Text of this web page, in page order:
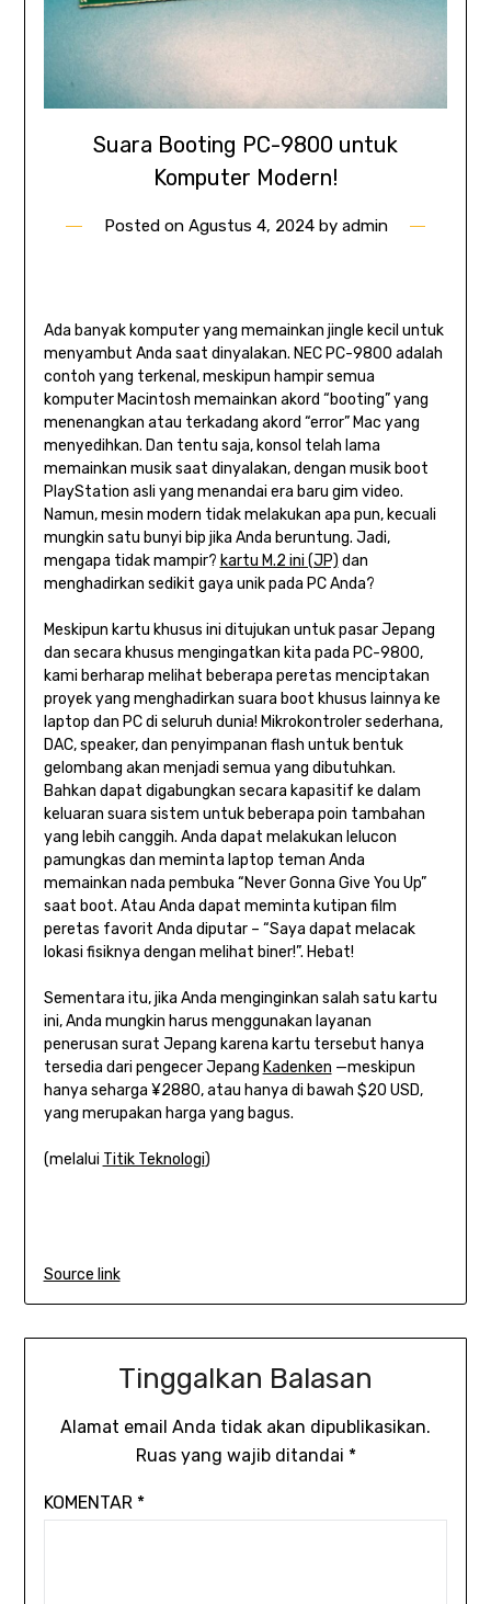
Suara Booting PC-9800 untuk
Komputer Modern!
Posted on Agustus 4, 2024by admin
Ada banyak komputer yang memainkan jingle kecil untuk
menyambut Anda saat dinyalakan. NEC PC-9800 adalah
contoh yang terkenal, meskipun hampir semua
komputer Macintosh memainkan akord “booting” yang
menenangkan atau terkadang akord “error” Mac yang
menyedihkan. Dan tentu saja, konsol telah lama
memainkan musik saat dinyalakan, dengan musik boot
PlayStation asli yang menandai era baru gim video.
Namun, mesin modern tidak melakukan apa pun, kecuali
mungkin satu bunyi bip jika Anda beruntung. Jadi,
mengapa tidak mampir? kartu M.2 ini (JP) dan
menghadirkan sedikit gaya unik pada PC Anda?
Meskipun kartu khusus ini ditujukan untuk pasar Jepang
dan secara khusus mengingatkan kita pada PC-9800,
kami berharap melihat beberapa peretas menciptakan
proyek yang menghadirkan suara boot khusus lainnya ke
laptop dan PC di seluruh dunia! Mikrokontroler sederhana,
DAC, speaker, dan penyimpanan flash untuk bentuk
gelombang akan menjadi semua yang dibutuhkan.
Bahkan dapat digabungkan secara kapasitif ke dalam
keluaran suara sistem untuk beberapa poin tambahan
yang lebih canggih. Anda dapat melakukan lelucon
pamungkas dan meminta laptop teman Anda
memainkan nada pembuka “Never Gonna Give You Up”
saat boot. Atau Anda dapat meminta kutipan film
peretas favorit Anda diputar – “Saya dapat melacak
lokasi fisiknya dengan melihat biner!”. Hebat!
Sementara itu, jika Anda menginginkan salah satu kartu
ini, Anda mungkin harus menggunakan layanan
penerusan surat Jepang karena kartu tersebut hanya
tersedia dari pengecer Jepang Kadenken —meskipun
hanya seharga ¥2880, atau hanya di bawah $20 USD,
yang merupakan harga yang bagus.
(melalui Titik Teknologi)
Source link
Tinggalkan Balasan
Alamat email Anda tidak akan dipublikasikan.
Ruas yang wajib ditandai *
KOMENTAR *